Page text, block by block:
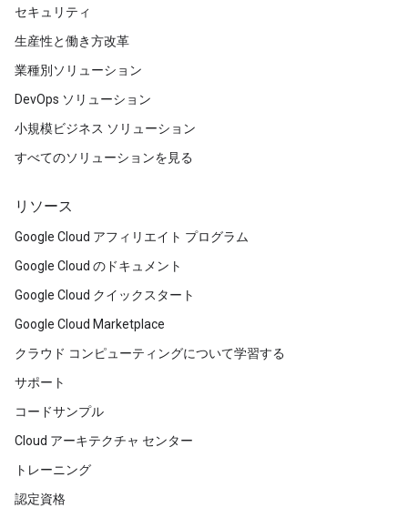
セキュリティ
生産性と働き方改革
業種別ソリューション
DevOps ソリューション
小規模ビジネス ソリューション
すべてのソリューションを見る
リソース
Google Cloud アフィリエイト プログラム
Google Cloud のドキュメント
Google Cloud クイックスタート
Google Cloud Marketplace
クラウド コンピューティングについて学習する
サポート
コードサンプル
Cloud アーキテクチャ センター
トレーニング
認定資格